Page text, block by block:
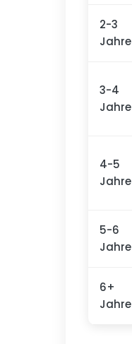
2-3
Jahre
3-4
Jahre
4-5
Jahre
5-6
Jahre
6+
Jahre